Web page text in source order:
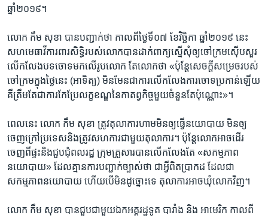
ឆ្នាំ២០១៩។
លោក កឹម សុខា បាន​បញ្ជាក់​ថា កាល​ពី​ថ្ងៃ​ទី​០៧ ខែវិច្ឆិកា ឆ្នាំ២០១៩ នេះ
សហមេធាវី​ការពារ​សិទ្ធិ​របស់​លោក​បាន​ដាក់​ពាក្យ​ស្នើ​សុំ​ឲ្យ​ចៅក្រម​ស៊ើបសួរ
លើកលែង​បទ​ចោទ​មក​លើ​រូបលោក តែ​លោក​ថា «ប៉ុន្តែ​សេចក្តីសម្រេច​របស់​
ចៅក្រម​ក្នុង​ថ្ងៃ​នេះ (អាទិត្យ) មិនមែន​ជា​ការ​លើកលែង​ការ​ចោទប្រកាន់​ឡើយ
គឺ​ត្រឹមតែ​ជា​ការ​កែប្រែ​លក្ខខណ្ឌ​នៃ​កាតព្វកិច្ច​មួយ​ចំនួន​តែ​ប៉ុណ្ណោះ»។
ពេល​នេះ លោក កឹម សុខា ត្រូវ​តុលាការ​ហាម​មិន​ឲ្យ​ធ្វេី​នយោបាយ មិន​ឲ្យ​
ចេញក្រៅ​ប្រទេស​និង​ត្រូវ​សហការ​ជាមួយ​តុលាការ។ ប៉ុន្តែ​លោក​អាច​ដេីរ​
ចេញ​ពី​ផ្ទះ​និង​ជួបជុំ​ពលរដ្ឋ ក្រុមគ្រួសារ​បាន​លេីកលែង​តែ «សកម្មភាព
នយោបាយ» ដែល​គ្មាន​ការ​បញ្ជាក់​ច្បាស់​ថា ជា​អ្វី​ពិតប្រាកដ​ ដែល​ជា​
សកម្មភាព​នយោបាយ ហើយ​បេី​មិន​ដូច្នោះ​ទេ តុលាការ​អាច​ឃុំ​លោក​វិញ។
លោក កឹម សុខា បាន​ជួប​ជាមួយ​ឯកអគ្គរដ្ឋទូត បារាំង និង អាមេរិក កាលពី